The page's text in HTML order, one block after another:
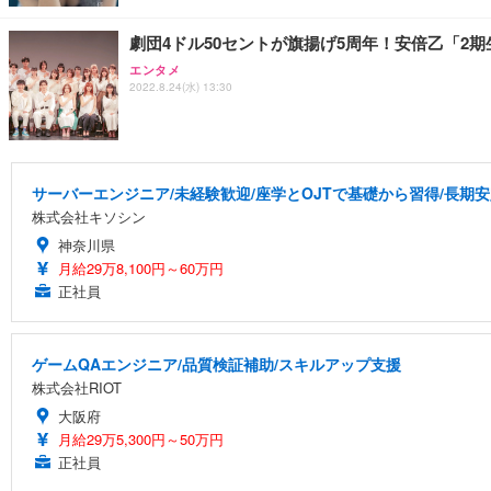
劇団4ドル50セントが旗揚げ5周年！安倍乙「2期
エンタメ
2022.8.24(水) 13:30
サーバーエンジニア/未経験歓迎/座学とOJTで基礎から習得/長期
株式会社キソシン
神奈川県
月給29万8,100円～60万円
正社員
ゲームQAエンジニア/品質検証補助/スキルアップ支援
株式会社RIOT
大阪府
月給29万5,300円～50万円
正社員